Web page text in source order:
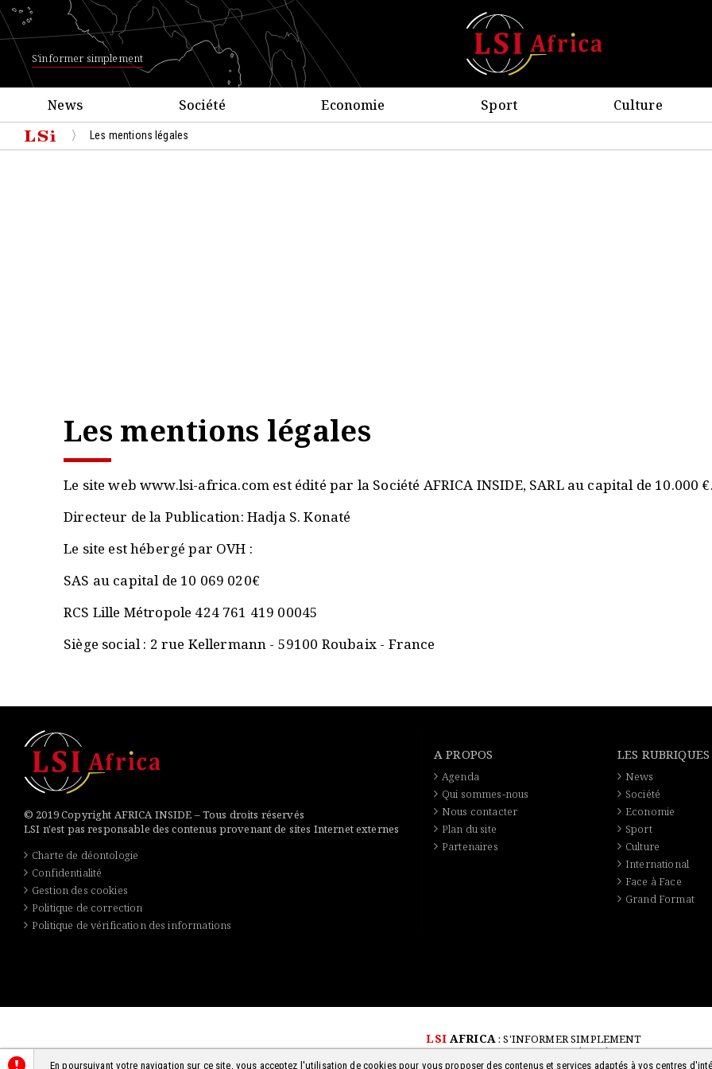
S'informer simplement
News Société Economie Sport Culture
Les mentions légales
Les mentions légales
Le site web www.lsi-africa.com est édité par la Société AFRICA INSIDE, SARL au capital de 10.000 €.
Directeur de la Publication: Hadja S. Konaté
Le site est hébergé par OVH :
SAS au capital de 10 069 020€
RCS Lille Métropole 424 761 419 00045
Siège social : 2 rue Kellermann - 59100 Roubaix - France
© 2019 Copyright AFRICA INSIDE – Tous droits réservés
LSI n'est pas responsable des contenus provenant de sites Internet externes
Charte de déontologie
Confidentialité
Gestion des cookies
Politique de correction
Politique de vérification des informations
A PROPOS
Agenda
Qui sommes-nous
Nous contacter
Plan du site
Partenaires
LES RUBRIQUES
News
Société
Economie
Sport
Culture
International
Face à Face
Grand Format
LSIAFRICA: S'INFORMER SIMPLEMENT
© 2018-2026 - TOUS DROITS RÉSERVÉS
En poursuivant votre navigation sur ce site, vous acceptez l'utilisation de cookies pour vous proposer des contenus et services adaptés à vos centres